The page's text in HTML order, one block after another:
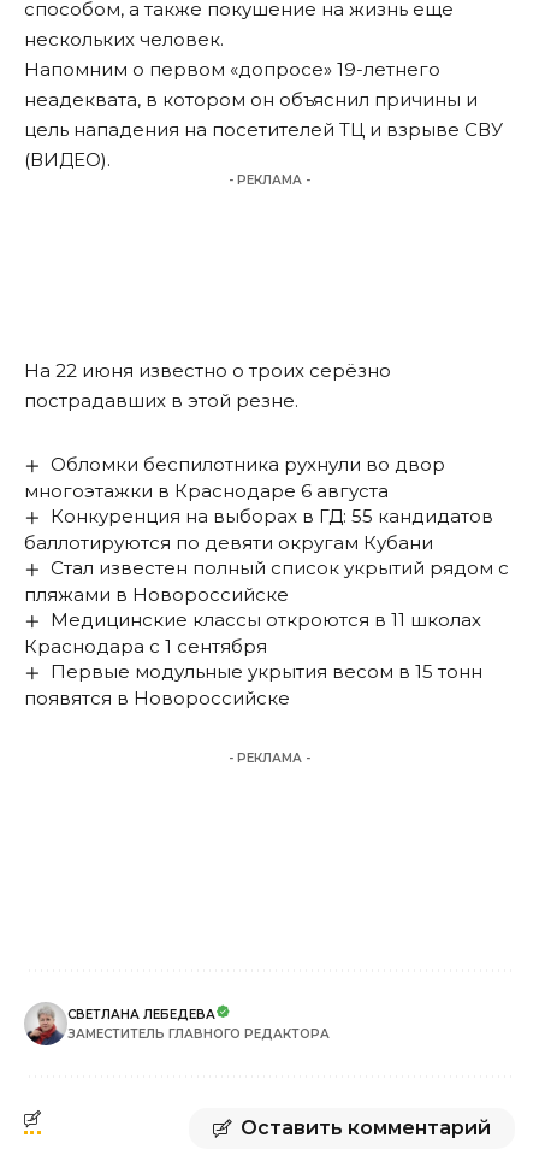
способом, а также покушение на жизнь еще
нескольких человек.
Напомним о первом «допросе» 19-летнего
неадеквата, в котором он объяснил причины и
цель нападения на посетителей ТЦ и взрыве СВУ
(ВИДЕО).
- РЕКЛАМА -
На 22 июня известно о троих серёзно
пострадавших в этой резне.
Обломки беспилотника рухнули во двор
многоэтажки в Краснодаре 6 августа
Конкуренция на выборах в ГД: 55 кандидатов
баллотируются по девяти округам Кубани
Стал известен полный список укрытий рядом с
пляжами в Новороссийске
Медицинские классы откроются в 11 школах
Краснодара с 1 сентября
Первые модульные укрытия весом в 15 тонн
появятся в Новороссийске
- РЕКЛАМА -
СВЕТЛАНА ЛЕБЕДЕВА
ЗАМЕСТИТЕЛЬ ГЛАВНОГО РЕДАКТОРА
Оставить комментарий